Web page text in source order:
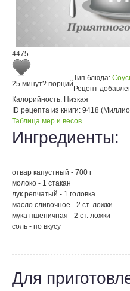
4475
25 минут? порций
Тип блюда:
Рецепт
Калорийность: Низкая
ID рецепта из книги: 9418
Таблица мер и весов
Ингредиенты:
отвар капустный - 700 г
молоко - 1 стакан
лук репчатый - 1 головка
масло сливочное - 2 ст. ложки
мука пшеничная - 2 ст. ложки
соль - по вкусу
Для